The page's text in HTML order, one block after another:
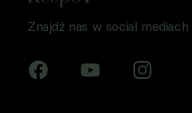
Współadministratorów
Znajdź nas w social mediach